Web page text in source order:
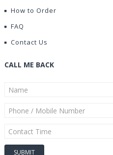
How to Order
FAQ
Contact Us
CALL ME BACK